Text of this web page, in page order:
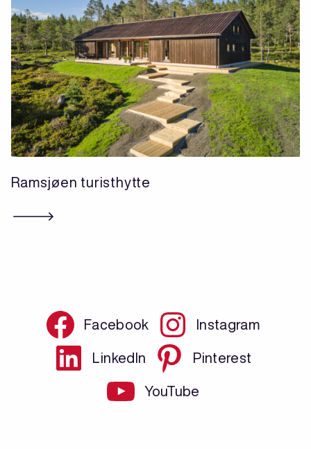
Ramsjøen turisthytte
Facebook Instagram
LinkedIn Pinterest
YouTube